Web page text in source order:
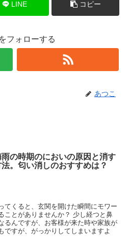
LINE コピー
フォローする
あつこ
雨の時期のにおいの原因と消す
法。匂い消しのおすすめは？
てくると、玄関を開けた瞬間にモワー
ことがありませんか？ 少し経つと鼻
るんですが、お客様が来た時や家族が
ですが、がっかりしてしまいますよ